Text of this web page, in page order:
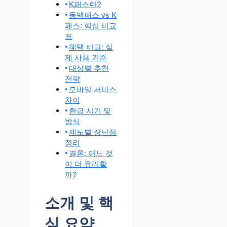
K패스란?
동백패스 vs K
패스: 핵심 비교
표
혜택 비교: 실
제 사용 기준
대상별 추천
전략
모바일 서비스
차이
환급 시기 및
방식
제도별 장단점
정리
결론: 어느 것
이 더 유리할
까?
소개 및 핵
심 요약